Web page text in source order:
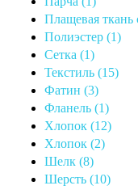
Плащевая ткань
Полиэстер (1)
Сетка (1)
Текстиль (15)
Фатин (3)
Фланель (1)
Хлопок (12)
Хлопок (2)
Шелк (8)
Шерсть (10)